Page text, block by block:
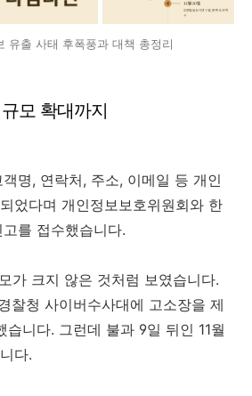
유출 사태 후폭풍과 대책 총정리
모 확대까지
명, 연락처, 주소, 이메일 등 개인
었다며 개인정보보호위원회와 한
를 접수했습니다.
가 크지 않은 것처럼 보였습니다.
찰청 사이버수사대에 고소장을 제
습니다. 그런데 불과 9일 뒤인 11월
다.